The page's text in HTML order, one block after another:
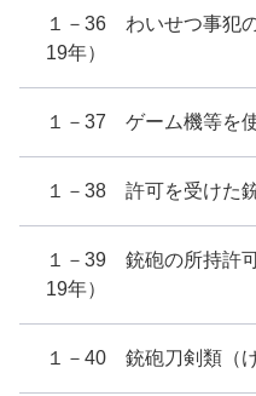
１－36 わいせつ事犯
19年）
１－37 ゲーム機等を
１－38 許可を受けた
１－39 銃砲の所持許
19年）
１－40 銃砲刀剣類（